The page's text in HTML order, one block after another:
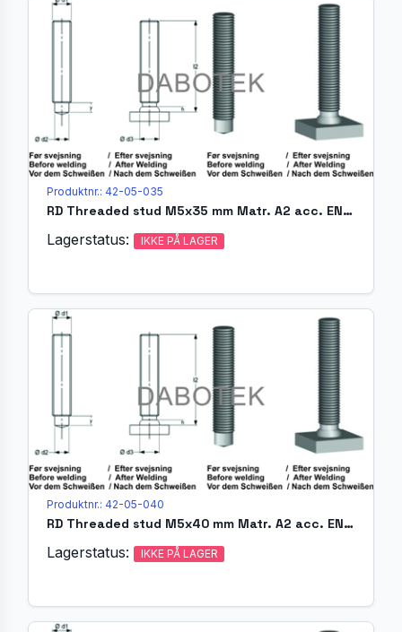
Produktnr.: 42-05-035
RD Threaded stud M5x35 mm Matr. A2 acc. EN ISO 13918 (MR)
Lagerstatus: IKKE PÅ LAGER
Produktnr.: 42-05-040
RD Threaded stud M5x40 mm Matr. A2 acc. EN ISO 13918 (MR)
Lagerstatus: IKKE PÅ LAGER